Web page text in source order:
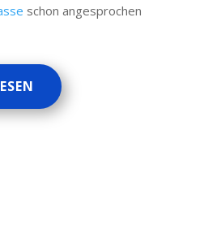
schon angesprochen